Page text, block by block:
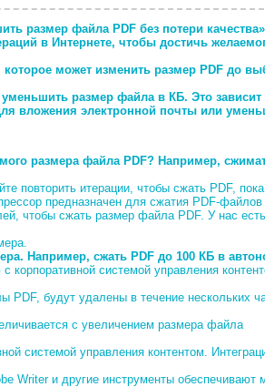
размер файла PDF без потери качества»
в Интернете, чтобы достичь
может изменить размер PDF до
размер файла в КБ. Это зависит
вложения электронной почты или
размера файла PDF? Например,
повторить итерации, чтобы сжать PDF,
предназначен для сжатия PDF-
чтобы сжать размер файла PDF. У нас
Например, сжать PDF до 100 КБ в
корпоративной системой управления
будут удалены в течение нескольких
с увеличением размера файла
системой управления контентом.
Writer и другие инструменты